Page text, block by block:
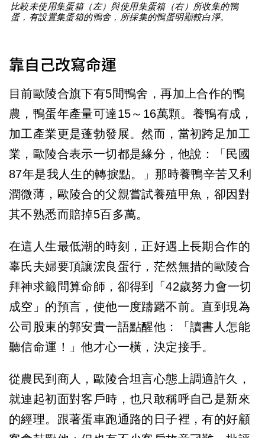
比較未使用集蛋箱（左）與使用集蛋箱（右）所收集的鴨
蛋，有設置集蛋箱的鴨舍，所採集的鴨蛋明顯較白淨。
靠自己改寫命運
目前歐陵合旗下有5間鴨舍，再加上合作的鴨
農，鴨蛋年產量可達15～16萬顆。養鴨有成，
加工產業更是蓬勃發展。然而，當初跨足加工
業，歐陵合表示一切都是緣分，他說：「民國
87年是我人生的轉捩點。」那時養鴨辛苦又利
潤微薄，歐陵合的父親嘗試養殖甲魚，卻因對
其不熟悉而賠掉5百多萬。
在這人生最低潮的時刻，正好遇上長期合作的
辜氏夫婦要頂讓浤良蛋行，茫然無措的歐陵合
拜神求籤問算命師，卻得到「42歲努力會一切
成空」的預言，使他一度躊躇不前。直到現為
公司股東的郭安貴一語點醒他：「讀書人怎能
聽信命運！」他才心一橫，決定接手。
從農民到商人，歐陵合坦言心態上調適許久，
就連起初面對客戶時，也只敢稱呼自己是新來
的經理。跟著蛋車跑通路的日子裡，有的好顧